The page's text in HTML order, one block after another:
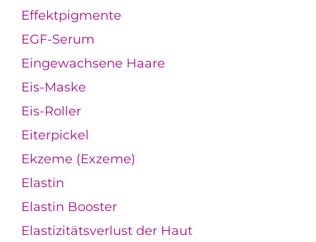
Effektpigmente
EGF-Serum
Eingewachsene Haare
Eis-Maske
Eis-Roller
Eiterpickel
Ekzeme (Exzeme)
Elastin
Elastin Booster
Elastizitätsverlust der Haut